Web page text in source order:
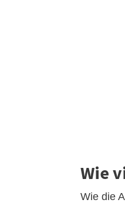
Wie
Wie die